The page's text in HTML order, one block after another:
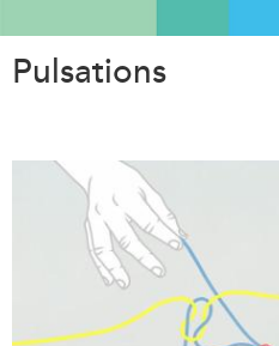
Pulsations